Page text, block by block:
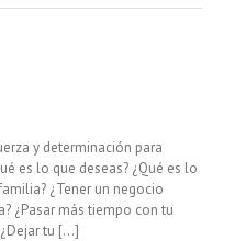
y determinación para
es lo que deseas? ¿Qué es lo
¿Tener un negocio
¿Pasar más tiempo con tu
tu [...]